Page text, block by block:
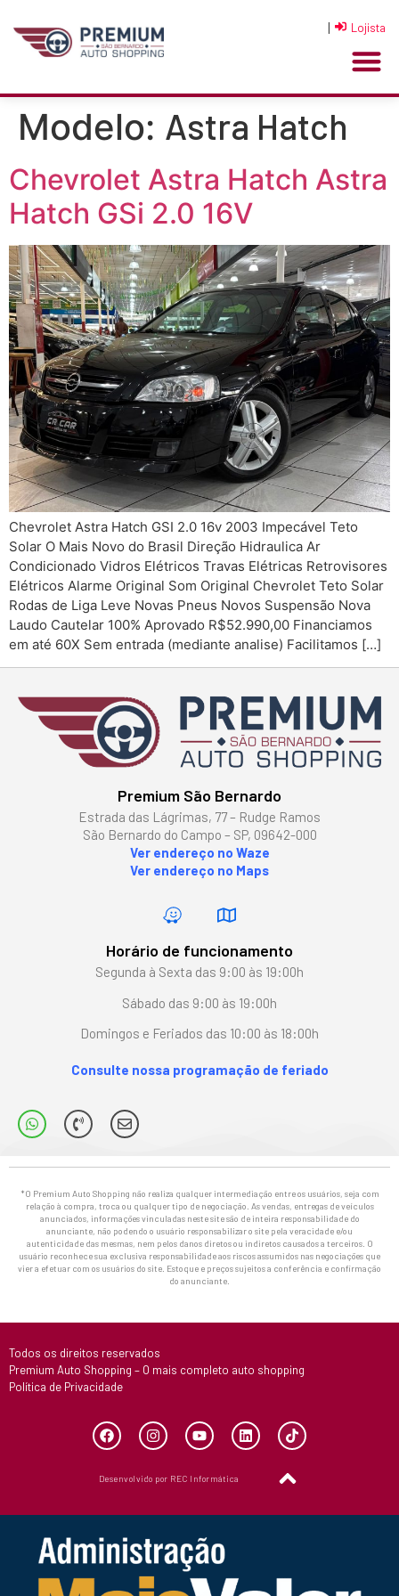
| Lojista
Modelo: Astra Hatch
Chevrolet Astra Hatch Astra
Hatch GSi 2.0 16V
Chevrolet Astra Hatch GSI 2.0 16v 2003 Impecável Teto
Solar O Mais Novo do Brasil Direção Hidraulica Ar
Condicionado Vidros Elétricos Travas Elétricas Retrovisores
Elétricos Alarme Original Som Original Chevrolet Teto Solar
Rodas de Liga Leve Novas Pneus Novos Suspensão Nova
Laudo Cautelar 100% Aprovado R$52.990,00 Financiamos
em até 60X Sem entrada (mediante analise) Facilitamos […]
Premium São Bernardo
Estrada das Lágrimas, 77 – Rudge Ramos
São Bernardo do Campo – SP, 09642-000
Ver endereço no Waze
Ver endereço no Maps
Horário de funcionamento
Segunda à Sexta das 9:00 às 19:00h
Sábado das 9:00 às 19:00h
Domingos e Feriados das 10:00 às 18:00h
Consulte nossa programação de feriado
*O Premium Auto Shopping não realiza qualquer intermediação entre os usuários, seja com
relação à compra, troca ou qualquer tipo de negociação. As vendas, entregas de veículos
anunciados, informações vinculadas neste site são de inteira responsabilidade do
anunciante, não podendo o usuário responsabilizar o site pela veracidade e/ou
autenticidade das mesmas, nem pelos danos diretos ou indiretos causados a terceiros. O
usuário reconhece sua exclusiva responsabilidade aos riscos assumidos nas negociações que
vier a efetuar com os usuários do site. Estoque e preços sujeitos a conferência e confirmação
do anunciante.
Todos os direitos reservados
Premium Auto Shopping – O mais completo auto shopping
Política de Privacidade
Desenvolvido por REC Informática